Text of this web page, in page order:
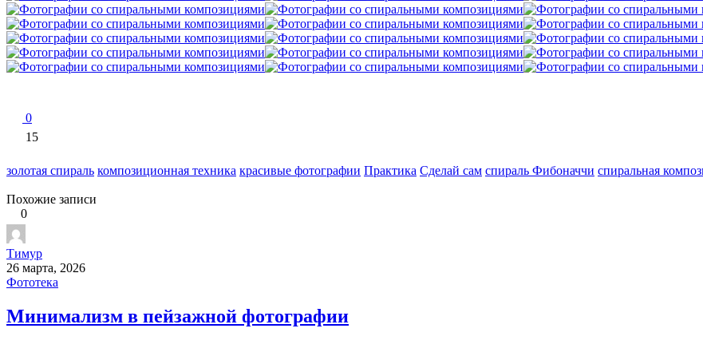
0
15
золотая спираль композиционная техника красивые фотографии Практика Сделай сам спираль Фибоначчи спиральная
Похожие записи
0
Тимур
26 марта, 2026
Фототека
Минимализм в пейзажной фотографии